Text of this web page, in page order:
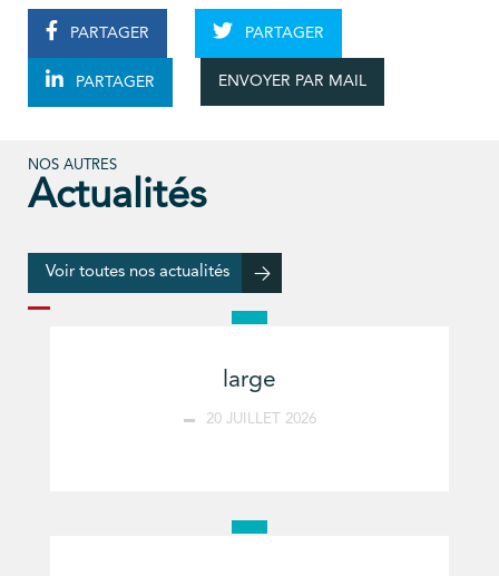
PARTAGER PARTAGER
PARTAGER ENVOYER PAR MAIL
NOS AUTRES
Actualités
Voir toutes nos actualités
large
20 JUILLET 2026